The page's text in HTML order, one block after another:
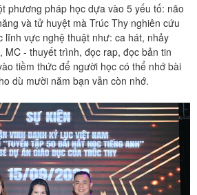
phương pháp học dựa vào 5 yếu tố: não
và tử huyệt mà Trúc Thy nghiên cứu
lĩnh vực nghệ thuật như: ca hát, nhảy
MC - thuyết trình, đọc rap, đọc bản tin
tiềm thức để người học có thể nhớ bài
dù mười năm bạn vẫn còn nhớ.